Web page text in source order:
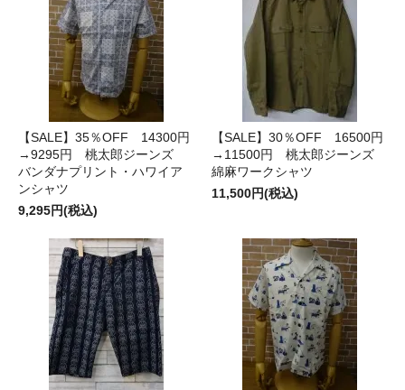
【SALE】35％OFF 14300円
→9295円 桃太郎ジーンズ
バンダナプリント・ハワイア
ンシャツ
9,295円(税込)
【SALE】30％OFF 16500円
→11500円 桃太郎ジーンズ
綿麻ワークシャツ
11,500円(税込)